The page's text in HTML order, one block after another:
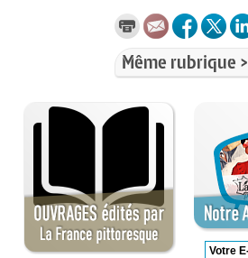
Même rubrique >